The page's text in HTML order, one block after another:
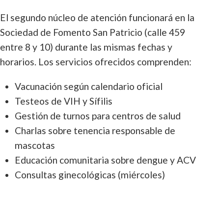
El segundo núcleo de atención funcionará en la
Sociedad de Fomento San Patricio (calle 459
entre 8 y 10) durante las mismas fechas y
horarios. Los servicios ofrecidos comprenden:
Vacunación según calendario oficial
Testeos de VIH y Sífilis
Gestión de turnos para centros de salud
Charlas sobre tenencia responsable de
mascotas
Educación comunitaria sobre dengue y ACV
Consultas ginecológicas (miércoles)